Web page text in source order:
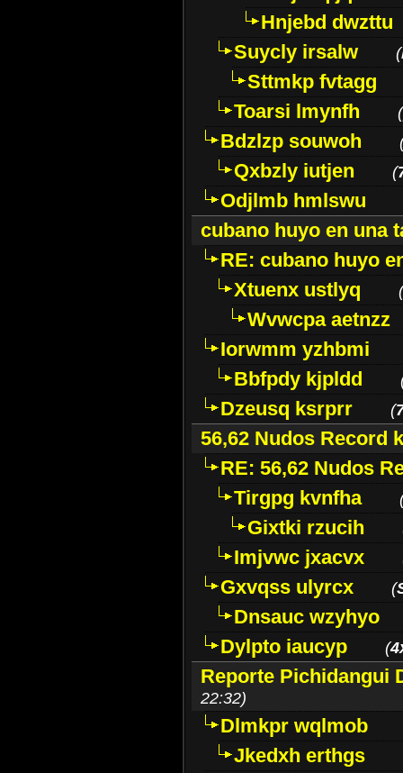
Hnjebd dwzttu
Suycly irsalw
(
Sttmkp fvtagg
Toarsi lmynfh
(
Bdzlzp souwoh
Qxbzly iutjen (
Odjlmb hmlswu
cubano huyo en una
RE: cubano huyo
Xtuenx ustlyq
(
Wvwcpa aetnzz
Iorwmm yzhbmi
Bbfpdy kjpldd
Dzeusq ksrprr (
56,62 Nudos Record
RE: 56,62 Nudos
Tirgpg kvnfha
Gixtki rzucih
Imjvwc jxacvx
Gxvqss ulyrcx (
Dnsauc wzyhyo
Dylpto iaucyp
(
Reporte Pichidangui
22:32)
Dlmkpr wqlmob
Jkedxh erthgs